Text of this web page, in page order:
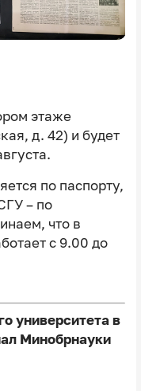
этаже
д. 42) и будет
по паспорту,
– по
что в
с 9.00 до
университета в
Минобрнауки